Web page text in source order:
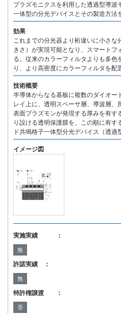
プラズモニクスを利用した透過型導波
一体型の分光デバイスとその製造方法
効果
これまでの分光器より桁違いに小さ
きさ）が実現可能となり、スマートフ
る。従来のカラーフィルタよりも多色
り、より高密度にカラーフィルタを配
技術概要
半導体からなる基板に複数のダイオー
レイ上に、透明スペーサ層、導波層、
表面プラズモンが発現する厚みを有す
り設ける透明保護膜を、この順に有
ド共鳴格子一体型分光デバイス（透過
イメージ図
実施実績 ：
無
許諾実績 ：
無
特許権譲渡 ：
否